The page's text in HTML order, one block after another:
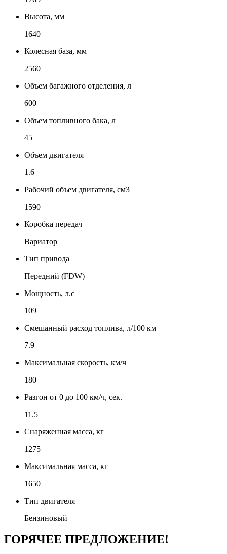
Высота, мм
1640
Колесная база, мм
2560
Объем багажного отделения, л
600
Объем топливного бака, л
45
Объем двигателя
1.6
Рабочий объем двигателя, см3
1590
Коробка передач
Вариатор
Тип привода
Передний (FDW)
Мощность, л.с
109
Смешанный расход топлива, л/100 км
7.9
Максимальная скорость, км/ч
180
Разгон от 0 до 100 км/ч, сек.
11.5
Снаряженная масса, кг
1275
Максимальная масса, кг
1650
Тип двигателя
Бензиновый
ГОРЯЧЕЕ ПРЕДЛОЖЕНИЕ!